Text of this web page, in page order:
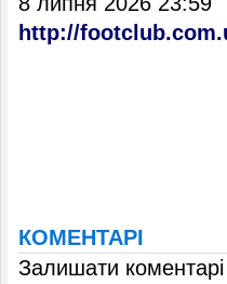
http://
КОМЕНТАРІ
Залишати